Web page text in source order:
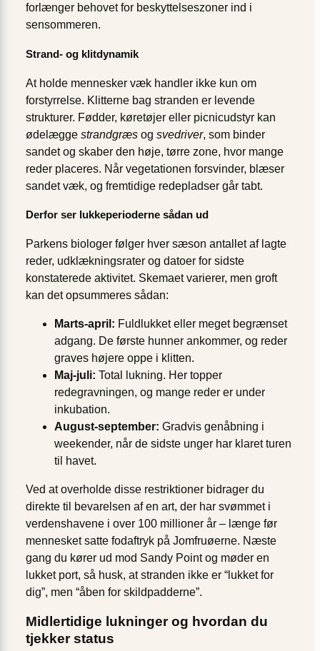
forlænger behovet for beskyttelseszoner ind i
sensommeren.
Strand- og klitdynamik
At holde mennesker væk handler ikke kun om
forstyrrelse. Klitterne bag stranden er levende
strukturer. Fødder, køretøjer eller picnicudstyr kan
ødelægge strandgræs og svedriver, som binder
sandet og skaber den høje, tørre zone, hvor mange
reder placeres. Når vegetationen forsvinder, blæser
sandet væk, og fremtidige redepladser går tabt.
Derfor ser lukkeperioderne sådan ud
Parkens biologer følger hver sæson antallet af lagte
reder, udklækningsrater og datoer for sidste
konstaterede aktivitet. Skemaet varierer, men groft
kan det opsummeres sådan:
Marts-april: Fuldlukket eller meget begrænset
adgang. De første hunner ankommer, og reder
graves højere oppe i klitten.
Maj-juli: Total lukning. Her topper
redegravningen, og mange reder er under
inkubation.
August-september: Gradvis genåbning i
weekender, når de sidste unger har klaret turen
til havet.
Ved at overholde disse restriktioner bidrager du
direkte til bevarelsen af en art, der har svømmet i
verdenshavene i over 100 millioner år – længe før
mennesket satte fodaftryk på Jomfruøerne. Næste
gang du kører ud mod Sandy Point og møder en
lukket port, så husk, at stranden ikke er “lukket for
dig”, men “åben for skildpadderne”.
Midlertidige lukninger og hvordan du
tjekker status